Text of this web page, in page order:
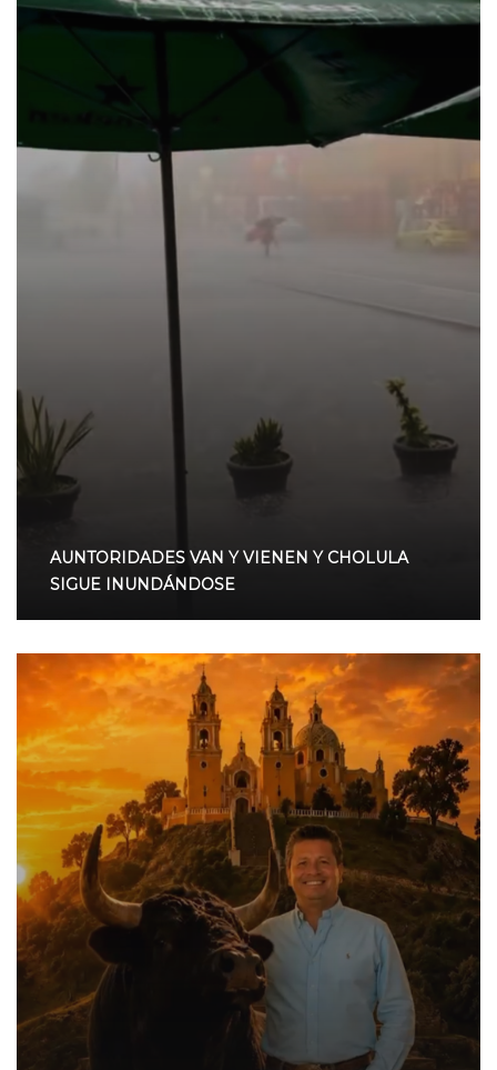
AUNTORIDADES VAN Y VIENEN Y CHOLULA
SIGUE INUNDÁNDOSE